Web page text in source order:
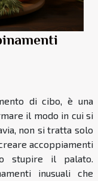
di cibo, è una
il modo in cui si
non si tratta solo
accoppiamenti
stupire il palato.
inusuali che